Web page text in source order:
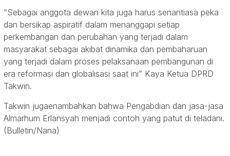
“Sebagai anggota dewan kita juga harus senantiasa peka
dan bersikap aspiratif dalam menanggapi setiap
perkembangan dan perubahan yang terjadi dalam
masyarakat sebagai akibat dinamika dan pembaharuan
yang terjadi dalam proses pelaksanaan pembangunan di
era reformasi dan globalisasi saat ini” Kaya Ketua DPRD
Takwin.
Takwin jugaenambahkan bahwa Pengabdian dan jasa-jasa
Almarhum Erlansyah menjadi contoh yang patut di teladani.
(Bulletin/Nana)